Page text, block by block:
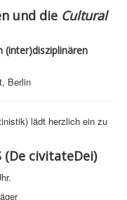
und die Cultural
(inter)disziplinären
Berlin
lädt herzlich ein zu
(De civitateDei)